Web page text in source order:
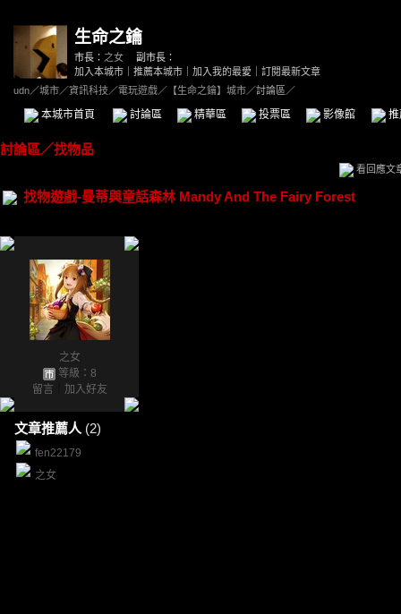
生命之鑰
市長： 之女
副市長：
加入本城市
推薦本城市 加入我的最愛
訂閱最新文章
udn／城市／資訊科技／電玩遊戲／ 【生命之鑰】城市／討論區／
本城市首頁 討論區 精華區 投票區 影像館
討論區／找物品
看回應文
找物遊戲-曼蒂與童話森林 Mandy And The Fairy Forest
之女
等級：8
留言
加入好友
文章推薦人 (2)
fen22179
之女